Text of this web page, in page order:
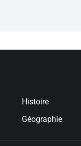
Histoire
Géographie